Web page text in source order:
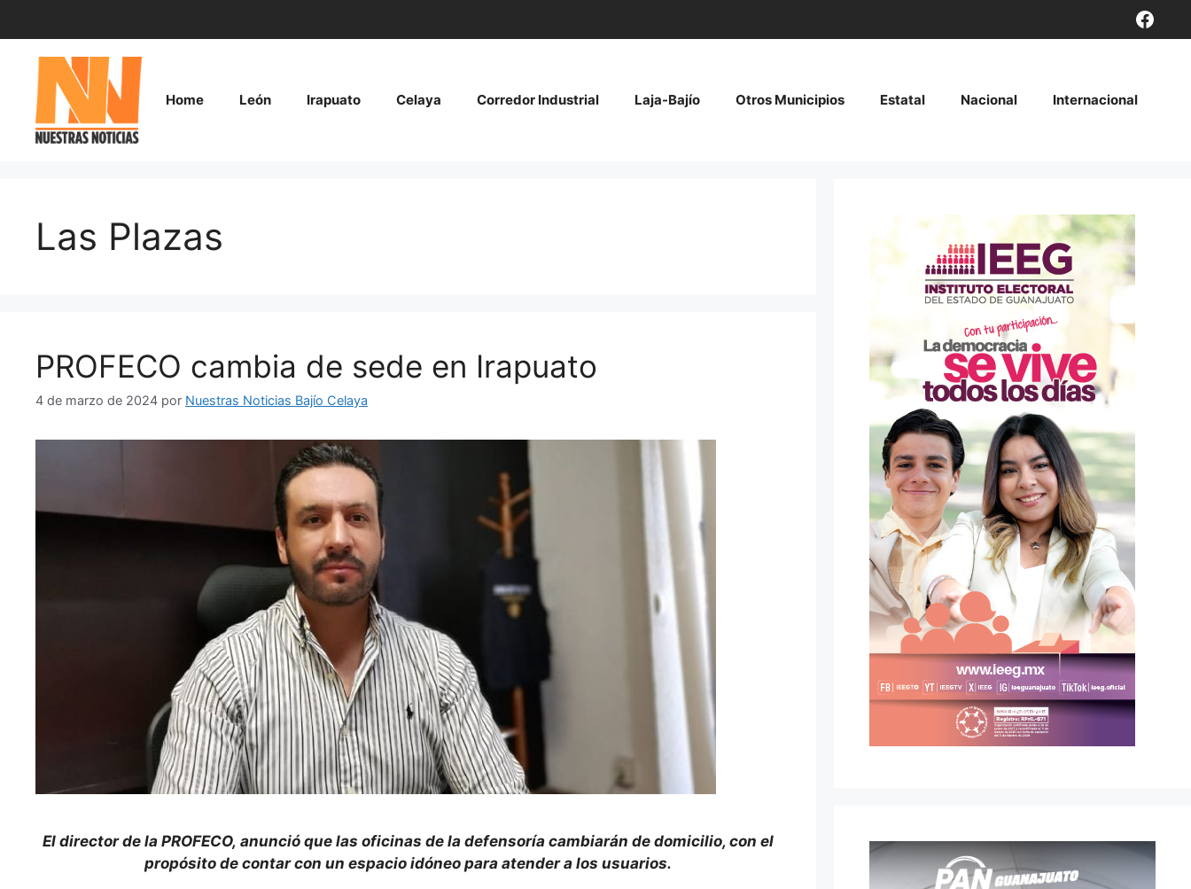
contenido
Home León Irapuato Celaya Corredor Industrial Laja-Bajío Otros Municipios Estatal Nacional Internacional
Las Plazas
PROFECO cambia de sede en Irapuato
4 de marzo de 2024 por Nuestras Noticias Bajío Celaya
El director de la PROFECO, anunció que las oficinas de la defensoría cambiarán de domicilio, con el
propósito de contar con un espacio idóneo para atender a los usuarios.